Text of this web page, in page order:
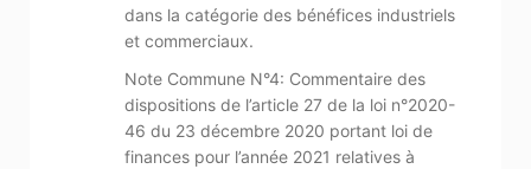
dans la catégorie des bénéfices industriels
et commerciaux.
Note Commune N°4: Commentaire des
dispositions de l’article 27 de la loi n°2020-
46 du 23 décembre 2020 portant loi de
finances pour l’année 2021 relatives à